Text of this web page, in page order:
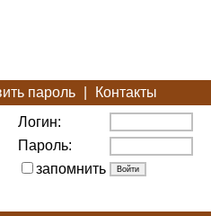
пароль
Контакты
Логин:
Пароль:
запомнить